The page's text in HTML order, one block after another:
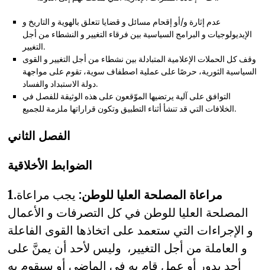
عدم إثارة و/أو إقحام مسائل و قضايا تتعلق بالهوية و التاريخ و
الإيديولوجيات و البرامج السياسية بين فرقاء التغيير و النشطاء من أجل
التغيير.
وقف كل الحملات الإعلامية المتبادلة بين نشطاء من أجل التغيير و القوى
السياسية الثورية، حرصًا على عملية اصطفاف سوية، تقوم على مواجهة
دولة الاستبداد والفساد.
التوافق على آلية يرتضيها الموّقعون على هذه الوثيقة للفصل في
الخلافات التي قد تنشأ أثناء التطبيق وتكون قراراتها ملزمة للجميع.
الفصل الثاني
الضوابط الأخلاقية
1.مراعاة المصلحة العليا للوطن: يجب مراعاة
المصلحة العليا للوطن في كل التصرفات و الأعمال
و الإجراءات التي ستعمد على اتخاذها القوى الفاعلة
و العاملة من أجل التغيير، وليس لأحد أن يمنَّ على
أحد بدور أو عمل قام به في الماضي أو سيقوم به